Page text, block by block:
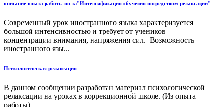
описание опыта работы по т.:"Интенсификация обучения посредством релаксации"
Современный урок иностранного языка характеризуется
большой интенсивностью и требует от учеников
концентрации внимания, напряжения сил. Возможность
иностранного язы...
Психологическая релаксация
В данном сообщении разработан материал психологической
релаксации на уроках в коррекционной школе. (Из опыта
работы)...